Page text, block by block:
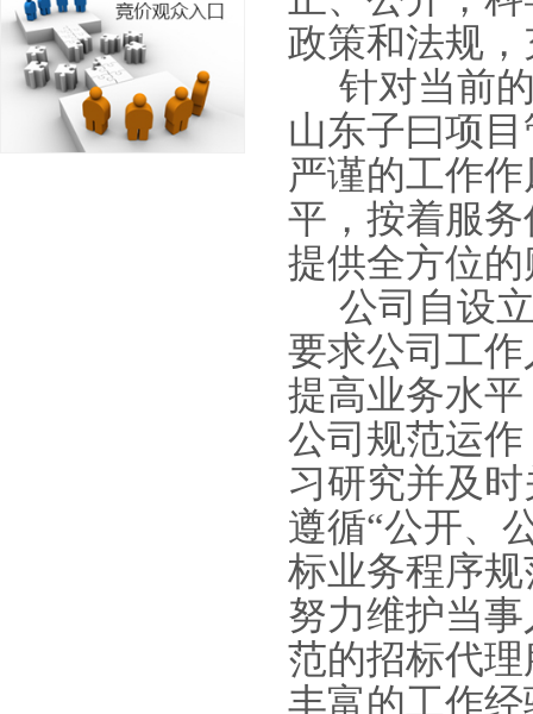
政策和法规
针对当前
山东子曰项
严谨的工作
平，按着服
提供全方位
公司自设
要求公司工
提高业务水
公司规范运
习研究并及
遵循“公开、
标业务程序
努力维护当
范的招标代
丰富的工作